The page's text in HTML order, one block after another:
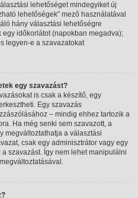
lehetőséget mindegyiket új
lehetőségek” mező használatával
hány választási lehetőségre
időkorlátot (napokban megadva);
legyen-e a szavazatokat
egy szavazást?
is csak a készítő, egy
Egy szavazás
– mindig ehhez tartozik a
Ha még senki sem szavazott, a
megváltoztathatja a választási
csak egy adminisztrátor vagy egy
szavazást. Így nem lehet manipulálni